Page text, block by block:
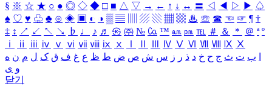
§ ※ ☆ ★ ○ ● ◎ ◇ ◆ □ ■ △ ▽ → ← ↑ ↓ ↔ 〓 ◁ ◀ ▷ ▶ ♤
♠ ♡ ♥ ♧ ♣ ⊙ ◈ ▣ ◐ ◑ ▒ ▤ ▨ ▧ ▦ ▩ ♨ ☏ ☎ ☜ ☞ ¶ †
‡ ↕ ↗ ↙ ↖ ↘ ♭ ♩ ♪ ♬ ㉿ ㈜ № ㏇ ™ ㏂ ㏘ ℡ ＃ ＆ ＊ ＠ ª º
ⅰ
ⅱ ⅲ ⅳ ⅴ ⅵ ⅶ ⅷ ⅸ ⅹ Ⅳ Ⅴ Ⅵ Ⅶ Ⅷ Ⅸ Ⅹ
ب ت ث ج ح خ د ذ ر ز س ش ص ض ط ظ ع غ ف ق ک ل م ن ه
و ی
닫기